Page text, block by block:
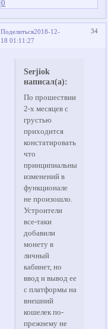
0
Поделиться 34
2018-12-
18 01:11:27
Serjiok
написал(а):
По прошествии
2-х месяцев с
грустью
приходится
констатировать,
что
принципиальных
изменений в
функционале
не произошло.
Устроители
все-таки
добавили
монету в
личный
кабинет, но
ввод и вывод ее
с платформы на
внешний
кошелек по-
прежнему не